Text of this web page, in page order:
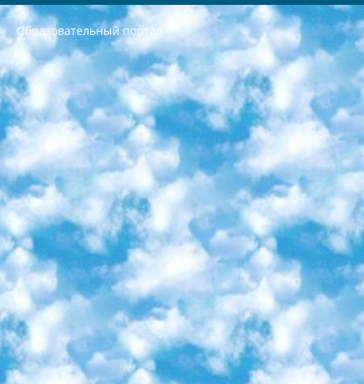
Образовательный портал
РЕСПУБЛИКА УЗБЕКИСТАН МИНИСТРЕРСТВО ДОШКОЛЬНОГО И ШКОЛЬНОГО ОБРАЗОВАНИЯ КОМАНДА в общеобразовательных учреждениях в 2023-2024 учебном году организация и проведение итоговой государственной аттестации обучающихся о Министра дошкольного и школьного образования Республики Узбекистан от 4 марта 2008 года (постановлением Минюста от 20 марта 2008 года № 1778 государственной регистрации) «Итоговое состояние учащихся общего среднего образования на основании положения об утверждении положения об аттестации общего среднего образования выпускной экзамен студентов в образовательных учреждениях в 2023-2024 учебном году В целях организации и прохождения аттестации приказываю: 1. Следующее: перечень предметов, по которым будет проводиться итоговая государственная аттестация и экзамен формы перевода согласно приложению 1; сертификаты международного образца, оценивающие уровень владения иностранными языками перечень согласно приложению 2; 2. Педагогический при специализированных образовательных учреждениях. научно-практический центр квалификации и международной оценки (Д.Давидова) 2024 г. До 25 марта: задания по предметам, по которым будет проводиться итоговая аттестация разработка и утверждение технических условий; итоговая аттестация на основании разработанного предметного задания разработка вопросов по предметам (устно и письменно), экзамен передача; общеобразовательные средние школы и специальные учебные заведения учащиеся выпускных классов школ и интернатов в агентской системе подготовка базы данных экзаменационных материалов и критериев оценки; перевод базы экзаменационных материалов на все языки обучения подать в Республиканский образовательный центр для изготовления; варианты экзаменов на основе разработанных контрольных материалов пусть будут поставлены задачи формирования. 3. Республиканский образовательный центр (Ш.Худайкулов) до 5 апреля 2024 года. до: база данных предоставленных экзаменационных материалов на все языки обучения перевод и экспертиза; для слепых, слабовидящих, глухих, слабослышащих и умственно отсталых детей учащиеся выпускных классов специализированных школ и школ-интернатов база данных экзаменационных материалов на всех преподаваемых языках подготовка критериев оценки; специализированные школы для умственно отсталых детей и технологии для учащихся выпускных классов школ-интернатов разработка соответствующих рекомендаций и критериев проведения ЕГЭ по естествознанию давать задания. 4. Педагогический при специализированных образовательных учреждениях. Научно-практический центр навыков и международной оценки (Д.Давидова), Республика образовательный центр (Худайкулов Ш.) итоговый государственный аттестационный экзамен ориентирован на творческое и логическое мышление при подготовке базы материалов учитывать введение заданий. 5. Следует отметить, что: сертификат государственного образца о знании общеобразовательного предмета и как минимум национальный уровень B1 по предметам на иностранных языках, указанным в Приложении 2. или международно признанный сертификат эквивалентного уровня студенты, изучающие определенный предмет, освобождаются от экзамена; по соответствующим предметам запланирована итоговая государственная аттестация за день до дня, путем жеребьевки Рабочей группой (в письменной форме по предметам, проводимым в форме) из числа сформированных вариантов выбрано 2 варианта; 2 выбранных варианта экзамена анонсированы на официальном сайте министерства и все выпускники по всей стране на основе этих вариантов проводит итоговую государственную аттестацию. 6. Государственное образование учащихся средних общеобразовательных учреждений. знания в соответствии с квалификационными требованиями, которые необходимо приобрести на основании стандартов итоговый (выпускной) контроль для 9 и 11 классов в целях тестирования Экзамены (далее – экзамены) состоят из предметов, перечисленных в приложении 1. будет сделано. 7. Экзамены пройдут с 26 мая по 15 июня 2024 г. (кроме науки физического воспитания). 8. Физическая для учащихся 9 классов общесредних образовательных учреждений. Экзамены по предмету «Образование, квалификация медицина» 1-6 мая 2024 года. сотрудники перевести под присмотр (с отклонениями в физическом или умственном развитии) специализированная школа для детей, школы-интернаты и со сколиозом школы-интернаты санаторного типа для больных детей исключены). 9. Он был слепым, слабовидящим и имел нарушения опорно-двигательного аппарата. экзамены в специализированных школах и интернатах для детей должны проводиться исходя из требований, предъявляемых к общеобразовательным учреждениям (физкультура кроме науки). 10. Специализированная школа для глухих и слабослышащих детей. и экзамены в интернатах и быть реализован в виде письменного теста по математике. 11. Специальность для умственно отсталых детей. Для 9 класса Родной язык и литературное письмо Государственный язык (язык обучения – узбекский). для неклассов) написано Математическое письмо Письменная/устная история Узбекистана Физическое воспитание практично Итоговый контроль Для 11 класса Написание родного языка и литературы (эссе) Математическое письмо Узбекский язык (обучение на узбекском языке) не посещающее общее среднее образование для учреждений)/Образовательное учреждение выбор письменный и устный Иностранный язык письменный/устный Письменная/устная история Узбекистана *По выбору студента:  Химия  Физика  Основы государственного права  География 10 бесплатных образовательных ресурсов - Мы составили подборку онлайн-проектов с интерактивными упражнениями, видеолекциями и статьями. Они помогут вам обрести новые и освежить старые знания бесплатно. 1. «ИНТУИТ» Старейшая образовательная площадка Рунета. Здесь вы найдёте сотни текстовых и видеокурсов на десятки различных тем — от программирования до психологии. Многие курсы подготовлены российскими университетами и крупными международными компаниями вроде Intel и Microsoft. Самостоятельное обучение бесплатное, но желающие могут оплатить услуги персональных наставников. 2. «Смартия» знакомит с актуальными профессиями и подсказывает, как им обучаться. Выбрав заинтересовавшую вас специальность — SMM-специалист, фотограф, веб-дизайнер или другую, — увидите список необходимых для неё умений. Чтобы вы могли освоить их самостоятельно, для каждого умения площадка отображает подборку ссылок на учебные материалы. Хотя «Смартия» ориентируется на русскоязычную аудиторию, часть контента всё же доступна только на английском. 3. «Лекторий Физтеха» Проект Московского физико-технического института (Физтеха). С его помощью вы можете смотреть онлайн серии лекций, записанные на видео в этом вузе. В числе доступных предметов — физика, биология, химия, информационные технологии и другие. К некоторым лекциям администрация ресурса прилагает готовые конспекты, которые можно скачивать в PDF-формате. 4. ITMOcourses Онлайн-площадка Санкт-Петербургского национального исследовательского университета информационных технологий, механики и оптики (ИТМО). Ресурс предоставляет свободный доступ к курсам, разработанным в этом вузе. Каталог материалов разбит на четыре категории: «Оптические системы и технологии», «Приборостроение и робототехника», «Информационные технологии» и «Биотехнологии». Курсы состоят из видеолекций, интерактивных демонстраций и заданий. 5. «КиберЛенинка» Электронная научная библиотека открытого доступа. Каталог площадки регулярно обрастает текстами статей из различных научных изданий. Сгруппированные по журналам и рубрикам публикации можно читать онлайн или скачивать целиком в PDF-формате. Проект нацелен на популяризацию науки за счёт открытого доступа к качественной информации. 6. «ПостНаука» На этом ресурсе публикуют подборки видеолекций, составленные экспертами из разных отраслей и объединённые общими темами. Среди них, к примеру, есть серии «Биоинформатика и геномика», «Культура средневековой Скандинавии» и Cinema Studies о теории кино. Каждая подборка лекций — логически связанная история, рассказанная экспертом от первого лица. Кроме того, на сайте появляются научно-образовательные статьи и тесты на разные темы. 7. «Newочём» Команда проекта «Newочём» отбирает самые интересные тексты из англоязычных СМИ и переводит те из них, за которые голосуют участники сообщества «ВКонтакте». По большей части это научно-популярные статьи. Редакторы придумывают лишь заголовки, в остальном содержание переводов соответствует оригиналам. Полные тексты можно читать прямо в социальной сети. 8. InternetUrok Онлайн-база материалов по основным дисциплинам школьной программы. Информация на сайте структурирована по классам, предметам и темам (урокам). Каждый урок состоит из видеолекций и конспектов. Есть также интерактивные тренажёры и тесты для закрепления пройденного материала. Даже если вы давно окончили школу, возможность повторить программу старших классов всегда может пригодиться. 9. Edutainme Ещё один ресурс об образовании. В отличие от Newtonew, как мне кажется, Edutainme больше ориентируется на представителей индустрии: педагогов, предпринимателей, разработчиков образовательных проектов. Но и любой, кто просто стремится к саморазвитию, найдёт на сайте много полезного и интересного для себя. Например, информацию о новых курсах и образовательных сервисах. 10. Newtonew Онлайн-медиа об образовании и обучении в широком смысле. Авторы Newtonew пишут об инструментах, заведениях, тактиках и стратегиях, которые помогают учить других и получать новые знания самостоятельно. На этой площадке вы найдёте новости, обзоры, аналитические мат